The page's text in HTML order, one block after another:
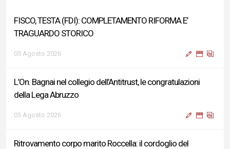
FISCO, TESTA (FDI): COMPLETAMENTO RIFORMA E’
TRAGUARDO STORICO
05 Agosto 2026
L’On. Bagnai nel collegio dell’Antitrust, le congratulazioni
della Lega Abruzzo
05 Agosto 2026
Ritrovamento corpo marito Roccella: il cordoglio del